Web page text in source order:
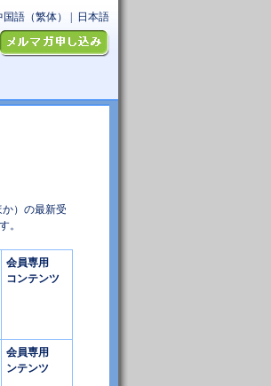
）の最新受
。
会員専用
コンテンツ
会員専用
ンテンツ